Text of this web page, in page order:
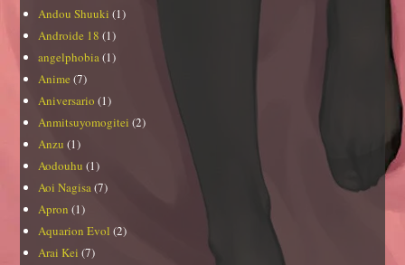
Andou Shuuki (1)
Androide 18 (1)
angelphobia(1)
Anime (7)
Aniversario (1)
Anmitsuyomogitei (2)
Anzu (1)
Aodouhu (1)
Aoi Nagisa(7)
Apron (1)
Aquarion Evol (2)
Arai Kei (7)